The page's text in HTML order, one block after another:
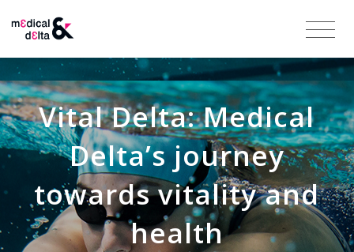
Vital Delta: Medical
Delta’s journey
towards vitality and
health